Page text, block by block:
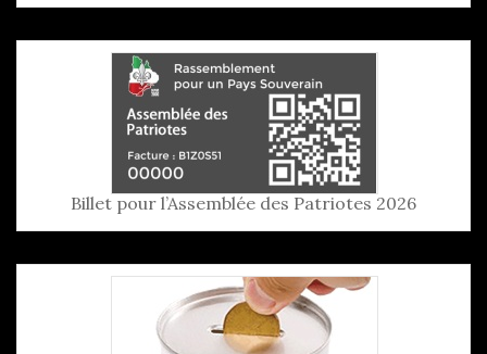
Billet pour l’Assemblée des Patriotes 2026